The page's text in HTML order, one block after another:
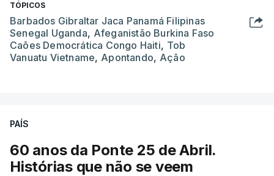
TÓPICOS
Barbados Gibraltar Jaca Panamá Filipinas
Senegal Uganda, Afeganistão Burkina Faso
Caões Democrática Congo Haiti, Tob
Vanuatu Vietname, Apontando, Ação
PAÍS
60 anos da Ponte 25 de Abril.
Histórias que não se veem